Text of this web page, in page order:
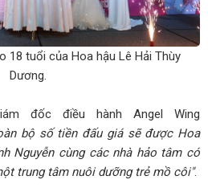
18 tuổi của Hoa hậu Lê Hải Thùy
Dương.
đốc điều hành Angel Wing
bộ số tiền đấu giá sẽ được Hoa
Nguyễn cùng các nhà hảo tâm có
trung tâm nuôi dưỡng trẻ mồ côi".